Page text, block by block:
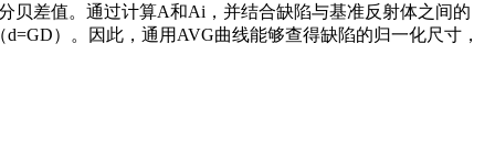
贝差值。通过计算A和Ai，并结合缺陷与基准反射体之间的
）。因此，通用AVG曲线能够查得缺陷的归一化尺寸，